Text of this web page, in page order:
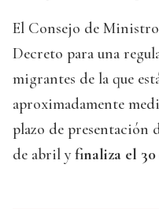
El Consejo de
Decreto para una
migrantes de la que
aproximadamente
plazo de presentación
de abril yfinaliza el